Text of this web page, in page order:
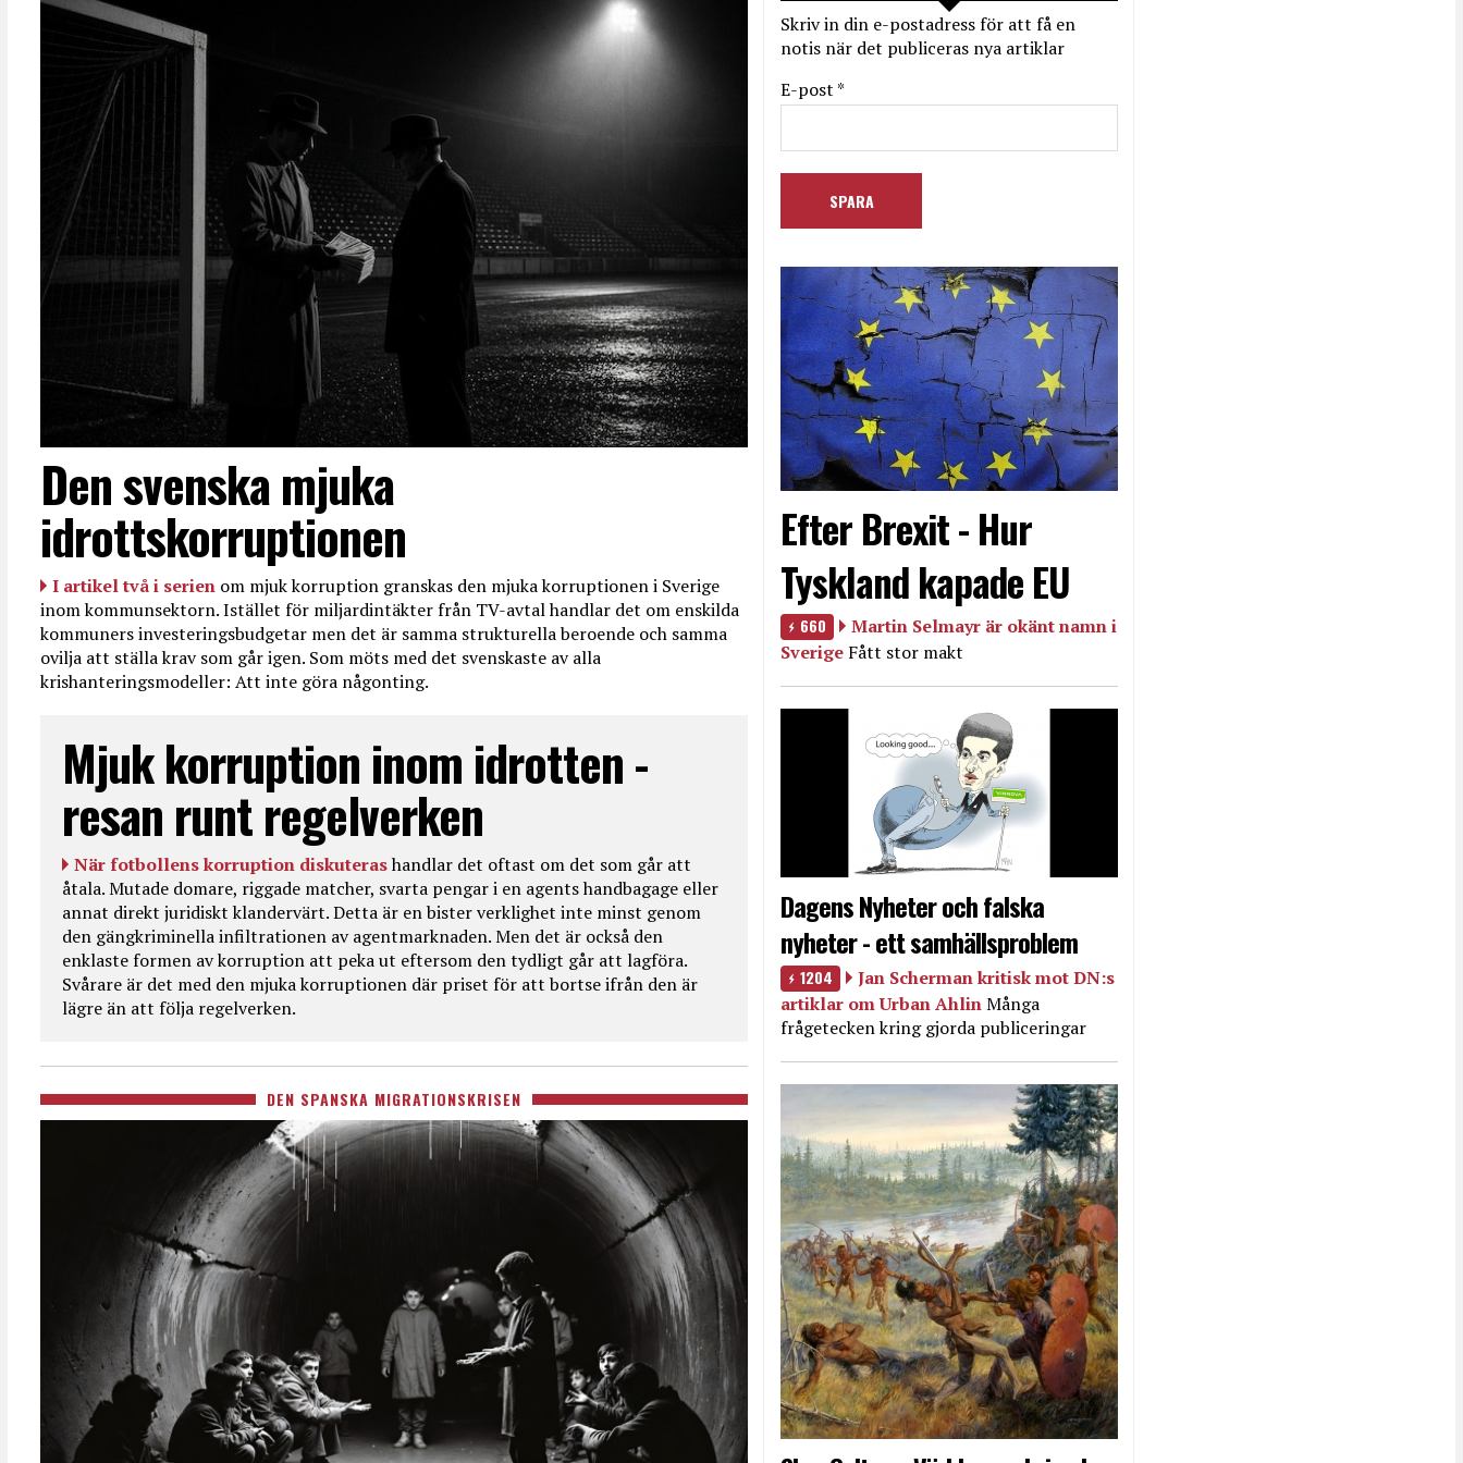
Den svenska mjuka
idrottskorruptionen
I artikel två i serien om mjuk korruption granskas den mjuka korruptionen i Sverige
inom kommunsektorn. Istället för miljardintäkter från TV-avtal handlar det om enskilda
kommuners investeringsbudgetar men det är samma strukturella beroende och samma
ovilja att ställa krav som går igen. Som möts med det svenskaste av alla
krishanteringsmodeller: Att inte göra någonting.
Mjuk korruption inom idrotten -
resan runt regelverken
När fotbollens korruption diskuterashandlar det oftast om det som går att
åtala. Mutade domare, riggade matcher, svarta pengar i en agents handbagage eller
annat direkt juridiskt klandervärt. Detta är en bister verklighet inte minst genom
den gängkriminella infiltrationen av agentmarknaden. Men det är också den
enklaste formen av korruption att peka ut eftersom den tydligt går att lagföra.
Svårare är det med den mjuka korruptionen där priset för att bortse ifrån den är
lägre än att följa regelverken.
DEN SPANSKA MIGRATIONSKRISEN
Skriv in din e-postadress för att få en
notis när det publiceras nya artiklar
E-post *
Efter Brexit - Hur
Tyskland kapade EU
660
Martin Selmayr är okänt namn i
Sverige Fått stor makt
Dagens Nyheter och falska
nyheter - ett samhällsproblem
1204
Jan Scherman kritisk mot DN:s
artiklar om Urban AhlinMånga
frågetecken kring gjorda publiceringar